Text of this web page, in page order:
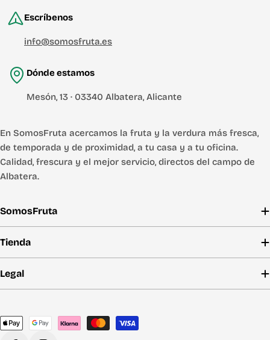
Escríbenos
info@somosfruta.es
Dónde estamos
Mesón, 13 · 03340 Albatera, Alicante
En SomosFruta acercamos la fruta y la verdura más fresca,
de temporada y de proximidad, a tu casa y a tu oficina.
Calidad, frescura y el mejor servicio, directos del campo de
Albatera.
SomosFruta
Tienda
Legal
Métodos